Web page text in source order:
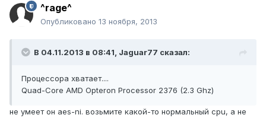
^rage^
Опубликовано 13 ноября, 2013
В 04.11.2013 в 08:41, Jaguar77 сказал:
Процессора хватает....
Quad-Core AMD Opteron Processor 2376 (2.3 Ghz)
не умеет он aes-ni. возьмите какой-то нормальный cpu, а не